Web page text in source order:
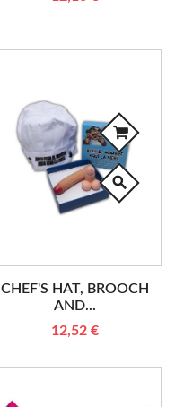
search
CHEF'S HAT, BROOCH
AND...
12,52 €